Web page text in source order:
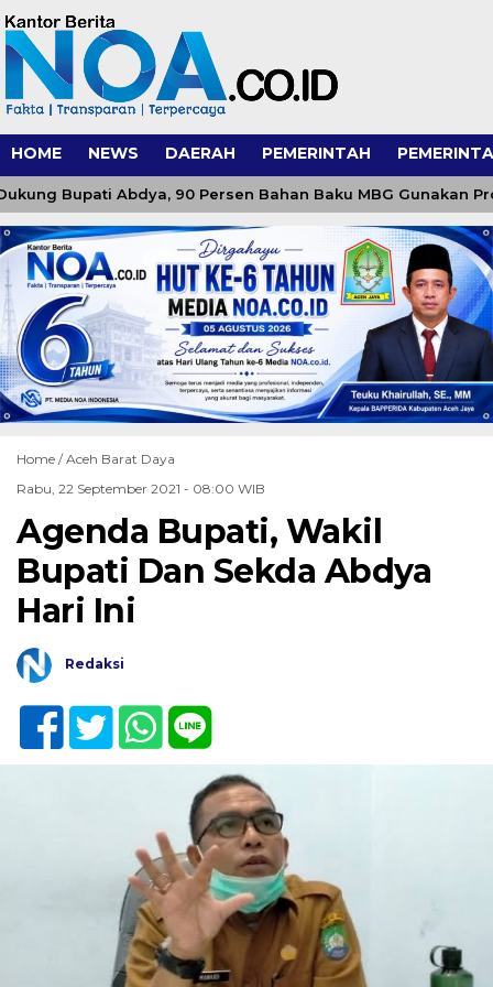
HOME NEWS DAERAH PEMERINTAH
Bupati Abdya, 90 Persen Bahan Baku MBG Gunakan
Home /Aceh Barat Daya
Rabu, 22 September 2021 - 08:00 WIB
Agenda Bupati, Wakil
Bupati Dan Sekda Abdya
Hari Ini
Redaksi